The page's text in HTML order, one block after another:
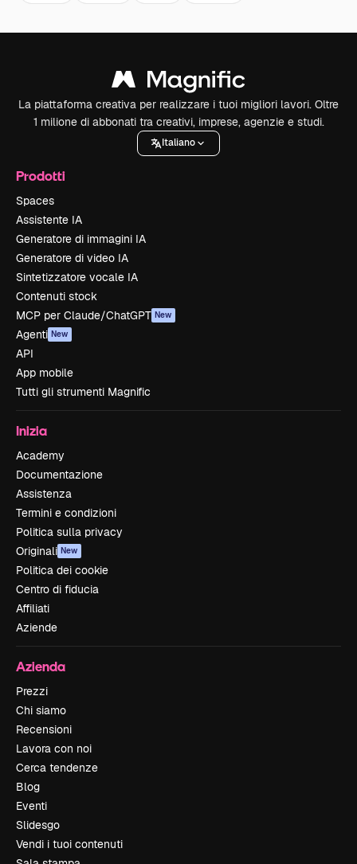
La piattaforma creativa per realizzare i tuoi migliori lavori. Oltre
1 milione di abbonati tra creativi, imprese, agenzie e studi.
Italiano
Prodotti
Spaces
Assistente IA
Generatore di immagini IA
Generatore di video IA
Sintetizzatore vocale IA
Contenuti stock
MCP per Claude/ChatGPT New
Agenti New
API
App mobile
Tutti gli strumenti Magnific
Inizia
Academy
Documentazione
Assistenza
Termini e condizioni
Politica sulla privacy
Originali New
Politica dei cookie
Centro di fiducia
Affiliati
Aziende
Azienda
Prezzi
Chi siamo
Recensioni
Lavora con noi
Cerca tendenze
Blog
Eventi
Slidesgo
Vendi i tuoi contenuti